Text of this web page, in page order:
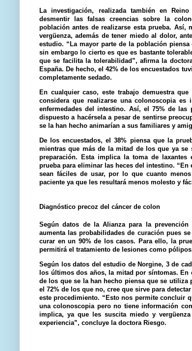
La investigación, realizada también en
desmentir las falsas creencias sobre la
población antes de realizarse esta prueba.
vergüenza, además de tener miedo al dolor,
estudio. “La mayor parte de la población
sin embargo lo cierto es que es bastante
que se facilita la tolerabilidad”, afirma la
España. De hecho, el 42% de los encuestados
completamente sedado.
En cualquier caso, este trabajo demuestra
considera que realizarse una colonoscopia
enfermedades del intestino. Así, el 75% de
dispuesto a hacérsela a pesar de sentirse
se la han hecho animarían a sus familiares y
De los encuestados, el 38% piensa que la
mientras que más de la mitad de los que ya
preparación. Esta implica la toma de
prueba para eliminar las heces del intestino.
sean fáciles de usar, por lo que cuanto
paciente ya que les resultará menos molesto y
Diagnóstico precoz del cáncer de colon
Según datos de la Alianza para la
aumenta las probabilidades de curación pues
curar en un 90% de los casos. Para ello, la
permitirá el tratamiento de lesiones como
Según los datos del estudio de Norgine, 3 de
los últimos dos años, la mitad por síntomas.
de los que se la han hecho piensa que se
el 72% de los que no, cree que sirve para
este procedimiento. “Esto nos permite concluir
una colonoscopia pero no tiene información
implica, ya que les suscita miedo y
experiencia”, concluye la doctora Riesgo.